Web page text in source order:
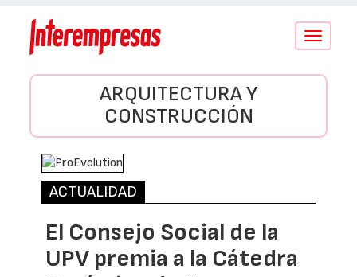
Conmutar
ARQUITECTURA Y
CONSTRUCCIÓN
ACTUALIDAD
El Consejo Social de la
UPV premia a la Cátedra